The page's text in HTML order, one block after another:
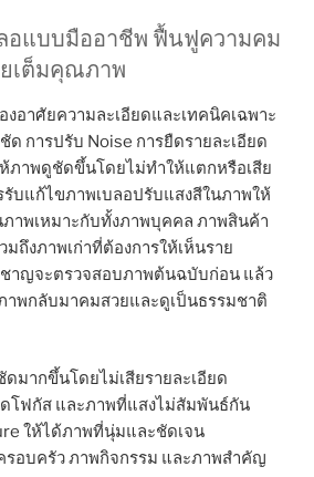
อแบบมืออาชีพ ฟื้นฟูความคม
เต็มคุณภาพ
อาศัยความละเอียดและเทคนิคเฉพาะ
ด การปรับ Noise การยืดรายละเอียด
ภาพดูชัดขึ้นโดยไม่ทำให้แตกหรือเสีย
รับแก้ไขภาพเบลอปรับแสงสีในภาพให้
าพเหมาะกับทั้งภาพบุคคล ภาพสินค้า
ถึงภาพเก่าที่ต้องการให้เห็นราย
ชาญจะตรวจสอบภาพต้นฉบับก่อน แล้ว
าพกลับมาคมสวยและดูเป็นธรรมชาติ
มากขึ้นโดยไม่เสียรายละเอียด
โฟกัส และภาพที่แสงไม่สัมพันธ์กัน
ให้ได้ภาพที่นุ่มและชัดเจน
รอบครัว ภาพกิจกรรม และภาพสำคัญ